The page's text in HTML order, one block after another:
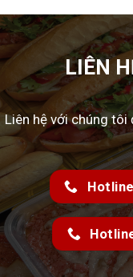
LIÊN
Liên hệ với chúng